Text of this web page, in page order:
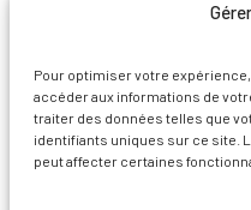
Pour optimiser votre
accéder aux informations de
traiter des données telles que
identifiants uniques sur ce site.
peut affecter certaines